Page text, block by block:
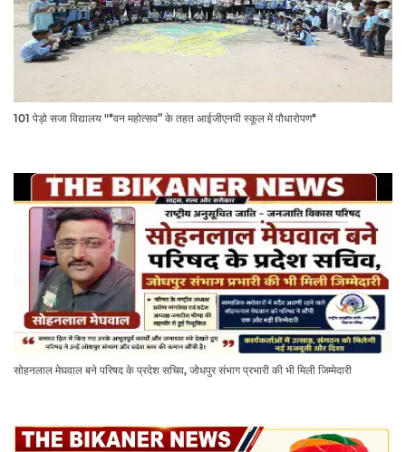
101 पेड़ो सजा विद्यालय "*वन महोत्सव” के तहत आईजीएनपी स्कूल में पौधारोपण*
सोहनलाल मेघवाल बने परिषद के प्रदेश सचिव, जोधपुर संभाग प्रभारी की भी मिली जिम्मेदारी